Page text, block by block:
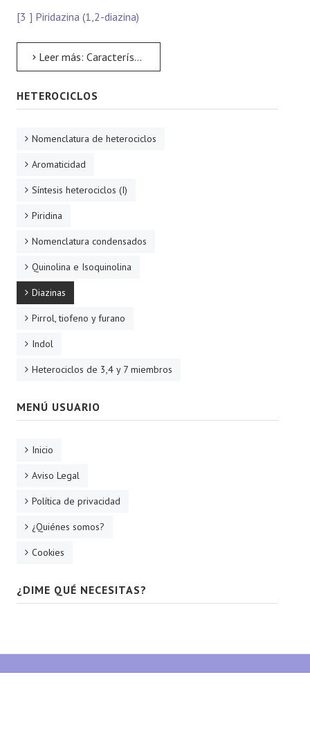
[3 ] Piridazina (1,2-diazina)
Leer más: Características generales de las diazinas
HETEROCICLOS
Nomenclatura de heterociclos
Aromaticidad
Síntesis heterociclos (I)
Piridina
Nomenclatura condensados
Quinolina e Isoquinolina
Diazinas
Pirrol, tiofeno y furano
Indol
Heterociclos de 3,4 y 7 miembros
MENÚ USUARIO
Inicio
Aviso Legal
Política de privacidad
¿Quiénes somos?
Cookies
¿DIME QUÉ NECESITAS?